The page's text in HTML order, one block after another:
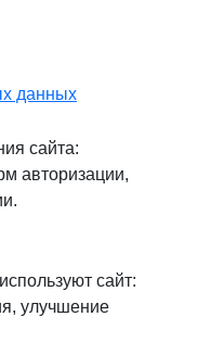
данных
сайта:
авторизации,
сайт:
улучшение